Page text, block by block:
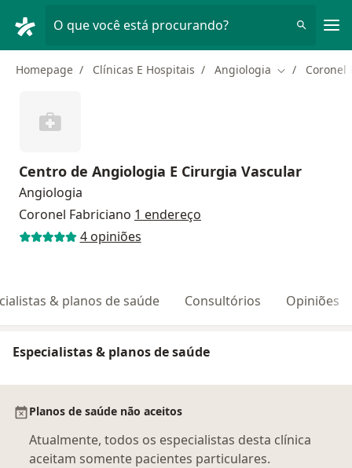
O que você está procurando?
Homepage Clínicas E Hospitais Angiologia Mudar deCoronel
Centro de Angiologia E Cirurgia Vascular
Angiologia
Coronel Fabriciano 1 endereço
4 opiniões
& planos de saúde Consultórios Opiniões
Especialistas & planos de saúde
Planos de saúde não aceitos
Atualmente, todos os especialistas desta clínica
aceitam somente pacientes particulares.